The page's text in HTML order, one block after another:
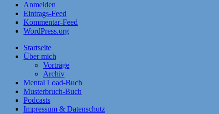
Anmelden
Eintrags-Feed
Kommentar-Feed
WordPress.org
Startseite
Über mich
Vorträge
Archiv
Mental Load-Buch
Musterbruch-Buch
Podcasts
Impressum & Datenschutz